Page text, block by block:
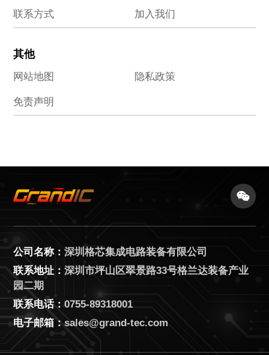
联系方式 加入我们
其他
网站地图 隐私政策
免责声明
公司名称：深圳格芯集成电路装备有限公司
联系地址：深圳市坪山区翠景路33号格兰达装备产业
园二期
联系电话：0755-89318001
电子邮箱：sales@grand-tec.com